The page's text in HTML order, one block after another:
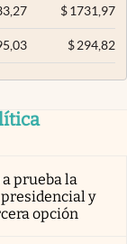
$1731,97
$294,82
prueba la
y
opción